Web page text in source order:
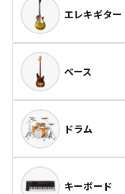
エレキギター
ベース
ドラム
キーボード